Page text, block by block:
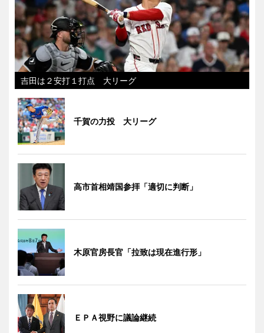
吉田は２安打１打点 大リーグ
千賀の力投 大リーグ
高市首相靖国参拝「適切に判断」
木原官房長官「拉致は現在進行形」
ＥＰＡ視野に議論継続